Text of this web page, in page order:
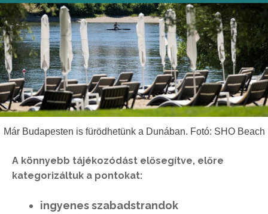
Már Budapesten is fürödhetünk a Dunában. Fotó: SHO Beach
A könnyebb tájékozódást elősegítve, előre
kategorizáltuk a pontokat:
ingyenes szabadstrandok